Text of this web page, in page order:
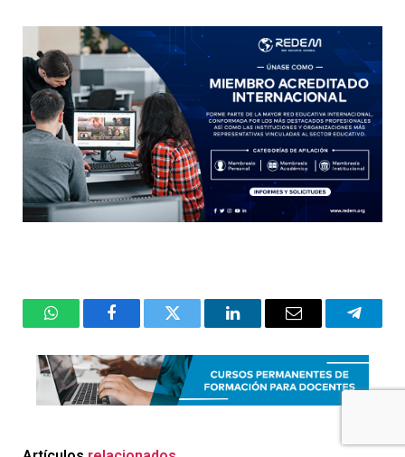
WhatsAppFacebookTwitter LinkedInEmail